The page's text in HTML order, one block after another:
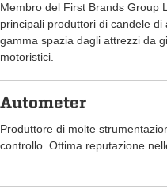
Membro del First Brands Group
principali produttori di candele di
gamma spazia dagli attrezzi da
motoristici.
Autometer
Produttore di molte
controllo. Ottima reputazione